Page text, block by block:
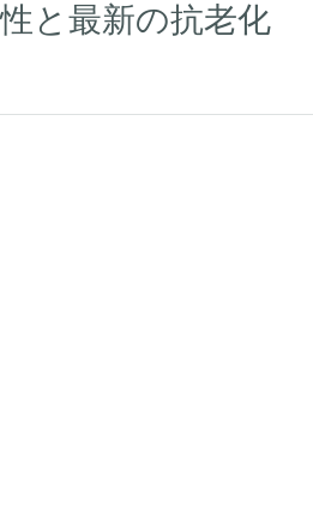
と最新の抗老化